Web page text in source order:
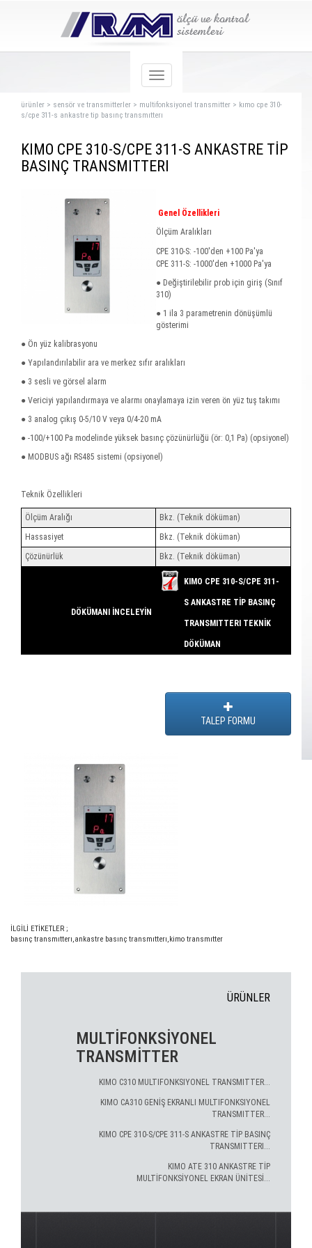
ürünler > sensör ve transmitterler > multifonksiyonel transmitter > kımo cpe 310-
s/cpe 311-s ankastre tip basınç transmıtterı
KIMO CPE 310-S/CPE 311-S ANKASTRE TİP
BASINÇ TRANSMITTERI
Genel Özellikleri
Ölçüm Aralıkları
CPE 310-S: -100'den +100 Pa'ya
CPE 311-S: -1000'den +1000 Pa'ya
● Değiştirilebilir prob için giriş (Sınıf
310)
● 1 ila 3 parametrenin dönüşümlü
gösterimi
● Ön yüz kalibrasyonu
● Yapılandırılabilir ara ve merkez sıfır aralıkları
● 3 sesli ve görsel alarm
● Vericiyi yapılandırmaya ve alarmı onaylamaya izin veren ön yüz tuş takımı
● 3 analog çıkış 0-5/10 V veya 0/4-20 mA
● -100/+100 Pa modelinde yüksek basınç çözünürlüğü (ör: 0,1 Pa) (opsiyonel)
● MODBUS ağı RS485 sistemi (opsiyonel)
Teknik Özellikleri
Ölçüm Aralığı
Bkz. (Teknik döküman)
Hassasiyet
Bkz. (Teknik döküman)
Çözünürlük
Bkz. (Teknik döküman)
DÖKÜMANI İNCELEYİN
KIMO CPE 310-S/CPE 311-
S ANKASTRE TİP BASINÇ
TRANSMITTERI TEKNİK
DÖKÜMAN
TALEP FORMU
İLGİLİ ETİKETLER ;
basınç transmıtterı,ankastre basınç transmıtterı,kimo transmıtter
ÜRÜNLER
MULTİFONKSİYONEL
TRANSMİTTER
KIMO C310 MULTIFONKSIYONEL TRANSMITTER...
KIMO CA310 GENİŞ EKRANLI MULTIFONKSIYONEL
TRANSMITTER...
KIMO CPE 310-S/CPE 311-S ANKASTRE TİP BASINÇ
TRANSMITTERI...
KIMO ATE 310 ANKASTRE TİP
MULTİFONKSİYONEL EKRAN ÜNİTESİ...